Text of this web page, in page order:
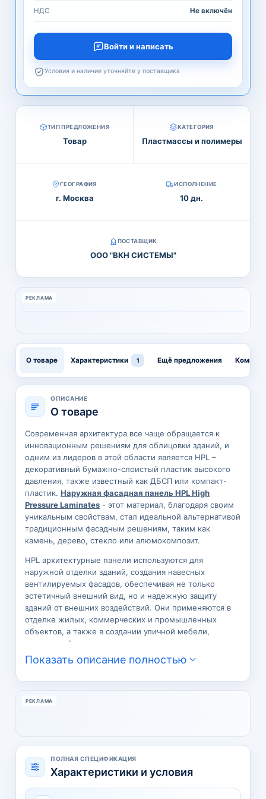
НДС Не включён
Войти и написать
Условия и наличие уточняйте у поставщика
ТИП ПРЕДЛОЖЕНИЯ
Товар
КАТЕГОРИЯ
Пластмассы и полимеры
ГЕОГРАФИЯ
г. Москва
ИСПОЛНЕНИЕ
10 дн.
ПОСТАВЩИК
ООО "ВКН СИСТЕМЫ"
РЕКЛАМА
О товаре Характеристики 1 Ещё предложения
ОПИСАНИЕ
О товаре
Современная архитектура все чаще обращается к
инновационным решениям для облицовки зданий, и
одним из лидеров в этой области является HPL –
декоративный бумажно-слоистый пластик высокого
давления, также известный как ДБСП или компакт-
пластик. Наружная фасадная панель HPL High
Pressure Laminates - этот материал, благодаря своим
уникальным свойствам, стал идеальной альтернативой
традиционным фасадным решениям, таким как
камень, дерево, стекло или алюмокомпозит.
HPL архитектурные панели используются для
наружной отделки зданий, создания навесных
вентилируемых фасадов, обеспечивая не только
эстетичный внешний вид, но и надежную защиту
зданий от внешних воздействий. Они применяются в
отделке жилых, коммерческих и промышленных
объектов, а также в создании уличной мебели,
ограждений, вывесок и других элементов
благоустройства.
механическим повреждениям, перепадам температур,
подвержен гниению, образованию плесени и
воздействию насекомых, что гарантирует
долговечность и сохранение первоначального
внешнего вида фасада на протяжении многих лет.
Немалую, если не основную роль в системах
Показать описание полностью
РЕКЛАМА
ПОЛНАЯ СПЕЦИФИКАЦИЯ
Характеристики и условия